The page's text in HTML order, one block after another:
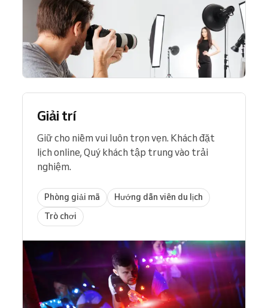
Giải trí
Giữ cho niềm vui luôn trọn vẹn. Khách đặt
lịch online, Quý khách tập trung vào trải
nghiệm.
Phòng giải mã
Hướng dẫn viên du lịch
Trò chơi